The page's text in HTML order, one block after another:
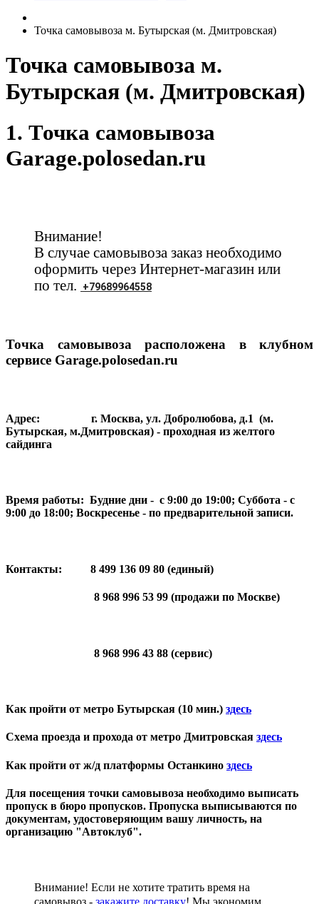
Точка самовывоза м. Бутырская (м. Дмитровская)
Точка самовывоза м.
Бутырская (м. Дмитровская)
1. Точка самовывоза
Garage.polosedan.ru
Внимание!
В случае самовывоза заказ необходимо
оформить через Интернет-магазин или
по тел.
+79689964558
Точка самовывоза расположена в клубном
сервисе Garage.polosedan.ru
Адрес: г. Москва, ул. Добролюбова, д.1 (м.
Бутырская, м.Дмитровская) - проходная из желтого
сайдинга
Время работы: Будние дни - с 9:00 до 19:00; Суббота - с
9:00 до 18:00; Воскресенье - по предварительной записи.
Контакты: 8 499 136 09 80 (единый)
8 968 996 53 99 (продажи по Москве)
8 968 996 43 88 (сервис)
Как пройти от метро Бутырская (10 мин.) здесь
Схема проезда и прохода от метро Дмитровская здесь
Как пройти от ж/д платформы Останкино здесь
Для посещения точки самовывоза необходимо выписать
пропуск в бюро пропусков. Пропуска выписываются по
документам, удостоверяющим вашу личность, на
организацию "Автоклуб".
Внимание! Если не хотите тратить время на